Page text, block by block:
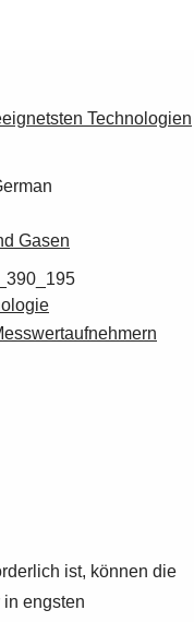
Technologien
Gasen
ist, können die
engsten